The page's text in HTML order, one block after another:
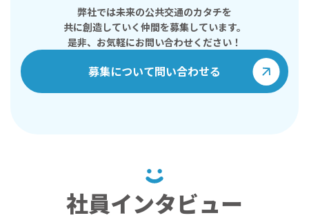
弊社では未来の公共交通のカタチを
共に創造していく仲間を募集しています。
是非、お気軽にお問い合わせください！
募集について問い合わせる
社員インタビュー